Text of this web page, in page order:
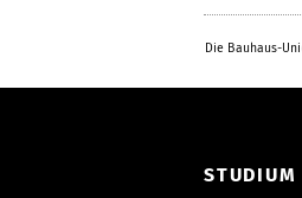
Die Bauhaus-
STUDIUM